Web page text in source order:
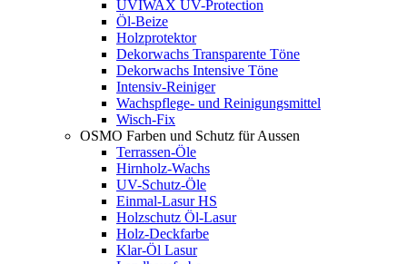
UVIWAX UV-Protection
Öl-Beize
Holzprotektor
Dekorwachs Transparente Töne
Dekorwachs Intensive Töne
Intensiv-Reiniger
Wachspflege- und Reinigungsmittel
Wisch-Fix
OSMO Farben und Schutz für Aussen
Terrassen-Öle
Hirnholz-Wachs
UV-Schutz-Öle
Einmal-Lasur HS
Holzschutz Öl-Lasur
Holz-Deckfarbe
Klar-Öl Lasur